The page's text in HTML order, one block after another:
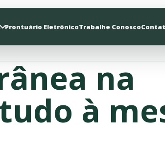
Prontuário EletrônicoTrabalhe Conosco
na
à